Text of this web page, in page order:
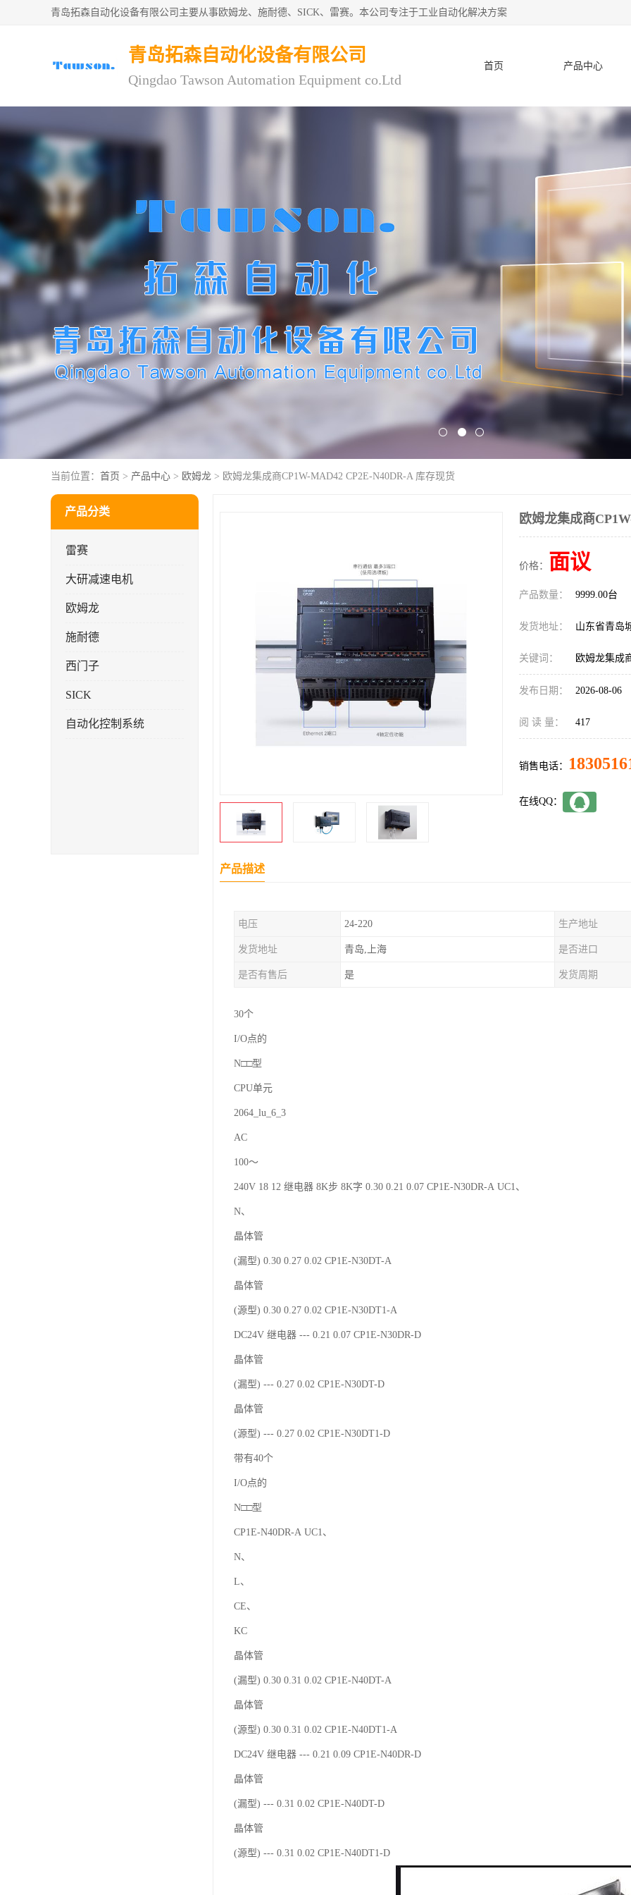
青岛拓森自动化设备有限公司主要从事欧姆龙、施耐德、SICK、雷赛。本公司专注于工业自动化解决方案
青岛拓森自动化设备有限公司
Qingdao Tawson Automation Equipment co.Ltd
首页 产品中心
当前位置： 首页 > 产品中心 > 欧姆龙 > 欧姆龙集成商CP1W-MAD42 CP2E-N40DR-A 库存现货
产品分类
雷赛
大研减速电机
欧姆龙
施耐德
西门子
SICK
自动化控制系统
欧姆龙集成商
价格： 面议
产品数量： 9999.00台
发货地址： 山东省青岛
关键词： 欧姆龙集成
发布日期： 2026-08-06
阅 读 量： 417
销售电话：
在线QQ：
产品描述
电压 24-220 生产地址
发货地址 青岛,上海 是否进口
是否有售后 是 发货周期
30个
I/O点的
N□□型
CPU单元
2064_lu_6_3
AC
100～
240V 18 12 继电器 8K步 8K字 0.30 0.21 0.07 CP1E-N30DR-A UC1、
N、
晶体管
(漏型) 0.30 0.27 0.02 CP1E-N30DT-A
晶体管
(源型) 0.30 0.27 0.02 CP1E-N30DT1-A
DC24V 继电器 --- 0.21 0.07 CP1E-N30DR-D
晶体管
(漏型) --- 0.27 0.02 CP1E-N30DT-D
晶体管
(源型) --- 0.27 0.02 CP1E-N30DT1-D
带有40个
I/O点的
N□□型
CP1E-N40DR-A UC1、
N、
L、
CE、
KC
晶体管
(漏型) 0.30 0.31 0.02 CP1E-N40DT-A
晶体管
(源型) 0.30 0.31 0.02 CP1E-N40DT1-A
DC24V 继电器 --- 0.21 0.09 CP1E-N40DR-D
晶体管
(漏型) --- 0.31 0.02 CP1E-N40DT-D
晶体管
(源型) --- 0.31 0.02 CP1E-N40DT1-D